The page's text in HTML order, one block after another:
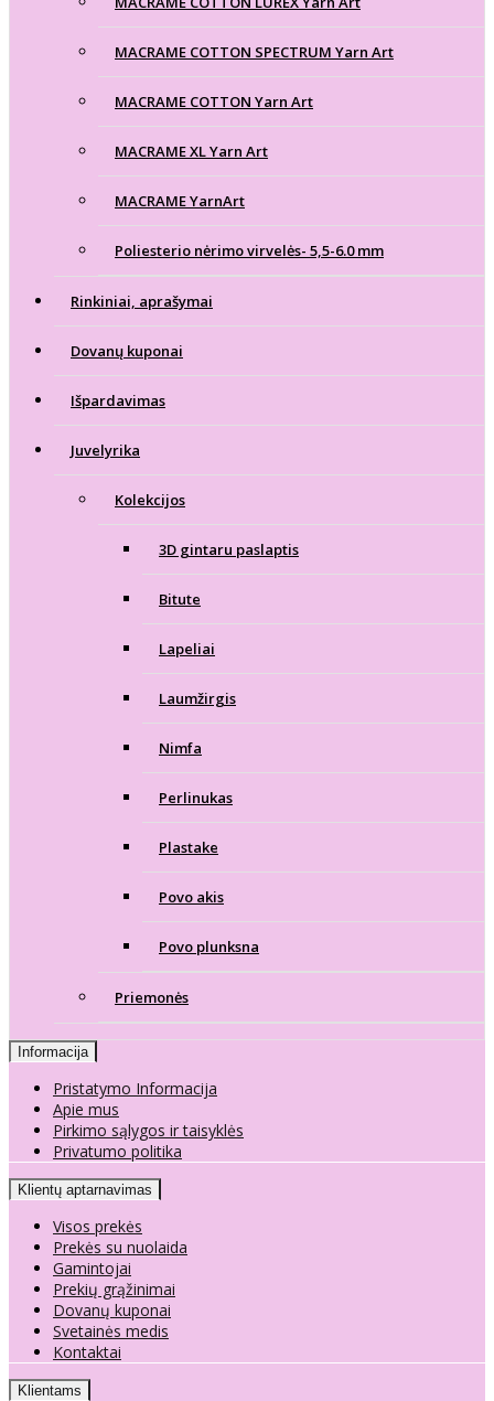
MACRAME COTTON SPECTRUM Yarn Art
MACRAME COTTON Yarn Art
MACRAME XL Yarn Art
MACRAME YarnArt
Poliesterio nėrimo virvelės- 5,5-6.0 mm
Rinkiniai, aprašymai
Dovanų kuponai
Išpardavimas
Juvelyrika
Kolekcijos
3D gintaru paslaptis
Bitute
Lapeliai
Laumžirgis
Nimfa
Perlinukas
Plastake
Povo akis
Povo plunksna
Priemonės
Informacija
Pristatymo Informacija
Apie mus
Pirkimo sąlygos ir taisyklės
Privatumo politika
Klientų aptarnavimas
Visos prekės
Prekės su nuolaida
Gamintojai
Prekių grąžinimai
Dovanų kuponai
Svetainės medis
Kontaktai
Klientams